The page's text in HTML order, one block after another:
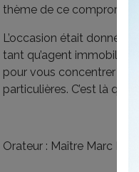
thème de ce compromis
L’occasion était donnée
tant qu’agent immobilier,
pour vous concentrer
particulières. C’est là que
Orateur : Maître Marc